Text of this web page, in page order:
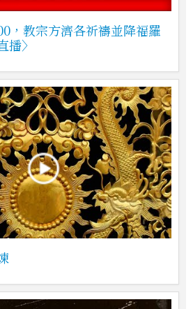
，教宗方濟各祈禱並降福羅
播〉